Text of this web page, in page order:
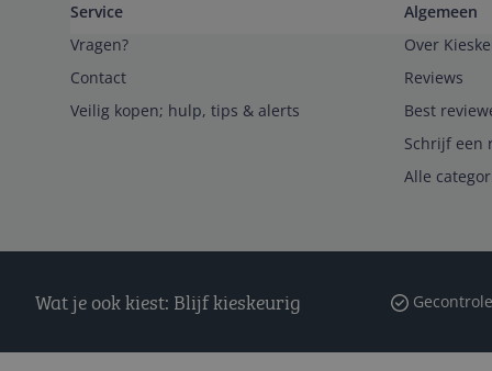
Service
Vragen?
Contact
Veilig kopen; hulp, tips & alerts
Algemeen
Over
Reviews
Best
Schrijf een
Alle
Wat je ook kiest: Blijf kieskeurig